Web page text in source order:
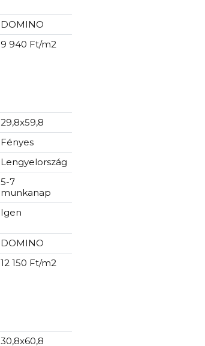
DOMINO
9 940 Ft/m2
29,8x59,8
Fényes
Lengyelország
5-7
munkanap
Igen
DOMINO
12 150 Ft/m2
30,8x60,8